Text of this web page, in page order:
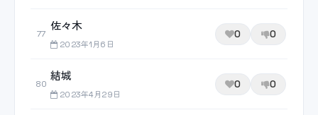
77
佐々木
2023年1月6日
0 0
80
結城
2023年4月29日
0 0